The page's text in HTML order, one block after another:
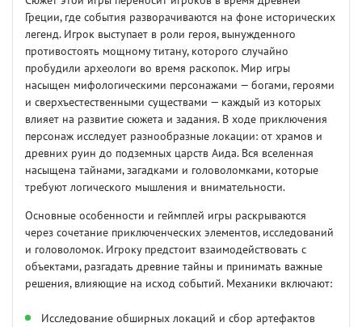
Греции, где события разворачиваются на фоне исторических
легенд. Игрок выступает в роли героя, вынужденного
противостоять мощному титану, которого случайно
пробудили археологи во время раскопок. Мир игры
насыщен мифологическими персонажами — богами, героями
и сверхъестественными существами — каждый из которых
влияет на развитие сюжета и задания. В ходе приключения
персонаж исследует разнообразные локации: от храмов и
древних руин до подземных царств Аида. Вся вселенная
насыщена тайнами, загадками и головоломками, которые
требуют логического мышления и внимательности.
Основные особенности и геймплей игры раскрываются
через сочетание приключенческих элементов, исследований
и головоломок. Игроку предстоит взаимодействовать с
объектами, разгадать древние тайны и принимать важные
решения, влияющие на исход событий. Механики включают:
Исследование обширных локаций и сбор артефактов